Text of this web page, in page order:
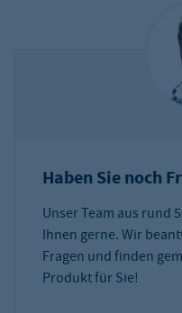
Haben Sie noch
Unser Team aus rund
Ihnen gerne. Wir
Fragen und finden
Produkt für Sie!